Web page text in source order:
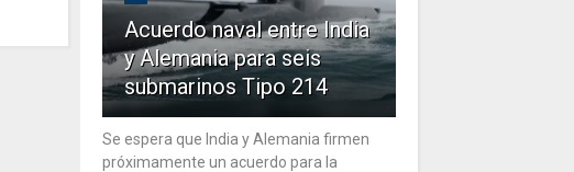
Acuerdo naval entre India
y Alemania para seis
submarinos Tipo 214
Se espera que India y Alemania firmen
próximamente un acuerdo para la